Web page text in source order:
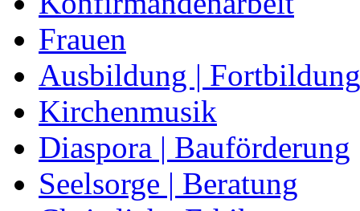
Frauen
Ausbildung | Fortbildung
Kirchenmusik
Diaspora | Bauförderung
Seelsorge | Beratung